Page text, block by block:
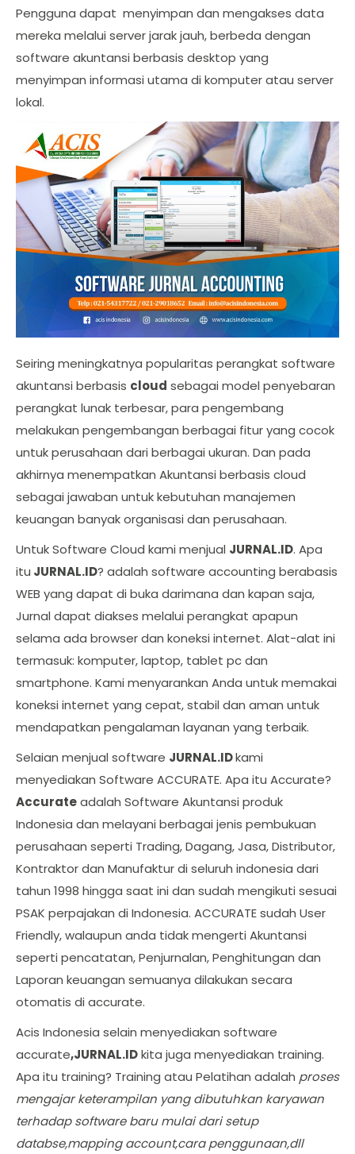
Pengguna dapat menyimpan dan mengakses data
mereka melalui server jarak jauh, berbeda dengan
software akuntansi berbasis desktop yang
menyimpan informasi utama di komputer atau server
lokal.
Seiring meningkatnya popularitas perangkat software
akuntansi berbasis cloud sebagai model penyebaran
perangkat lunak terbesar, para pengembang
melakukan pengembangan berbagai fitur yang cocok
untuk perusahaan dari berbagai ukuran. Dan pada
akhirnya menempatkan Akuntansi berbasis cloud
sebagai jawaban untuk kebutuhan manajemen
keuangan banyak organisasi dan perusahaan.
Untuk Software Cloud kami menjual JURNAL.ID. Apa
itu JURNAL.ID? adalah software accounting berabasis
WEB yang dapat di buka darimana dan kapan saja,
Jurnal dapat diakses melalui perangkat apapun
selama ada browser dan koneksi internet. Alat-alat ini
termasuk: komputer, laptop, tablet pc dan
smartphone. Kami menyarankan Anda untuk memakai
koneksi internet yang cepat, stabil dan aman untuk
mendapatkan pengalaman layanan yang terbaik.
Selaian menjual software JURNAL.IDkami
menyediakan Software ACCURATE. Apa itu Accurate?
Accurateadalah Software Akuntansi produk
Indonesia dan melayani berbagai jenis pembukuan
perusahaan seperti Trading, Dagang, Jasa, Distributor,
Kontraktor dan Manufaktur di seluruh indonesia dari
tahun 1998 hingga saat ini dan sudah mengikuti sesuai
PSAK perpajakan di Indonesia. ACCURATE sudah User
Friendly, walaupun anda tidak mengerti Akuntansi
seperti pencatatan, Penjurnalan, Penghitungan dan
Laporan keuangan semuanya dilakukan secara
otomatis di accurate.
Acis Indonesia selain menyediakan software
accurate,JURNAL.IDkita juga menyediakan training.
Apa itu training? Training atau Pelatihan adalah proses
mengajar keterampilan yang dibutuhkan karyawan
terhadap software baru mulai dari setup
databse,mapping account,cara penggunaan,dll